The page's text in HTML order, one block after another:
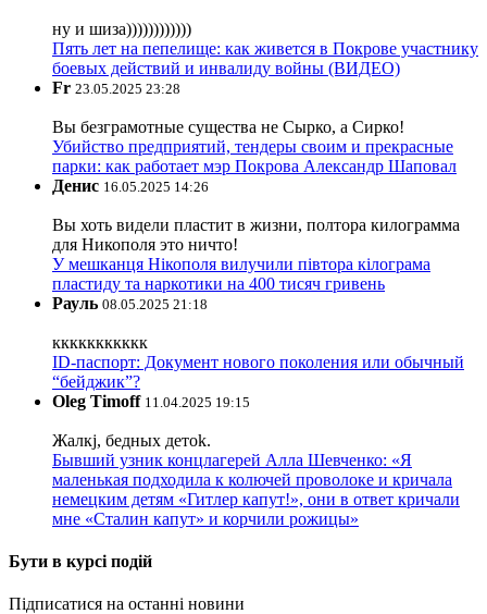
ну и шиза))))))))))))
Пять лет на пепелище: как живется в Покрове участнику
боевых действий и инвалиду войны (ВИДЕО)
Fr 23.05.2025 23:28
Вы безграмотные существа не Сырко, а Сирко!
Убийство предприятий, тендеры своим и прекрасные
парки: как работает мэр Покрова Александр Шаповал
Денис 16.05.2025 14:26
Вы хоть видели пластит в жизни, полтора килограмма
для Никополя это ничто!
У мешканця Нікополя вилучили півтора кілограма
пластиду та наркотики на 400 тисяч гривень
Рауль 08.05.2025 21:18
ккккккккккк
ID-паспорт: Документ нового поколения или обычный
“бейджик”?
Oleg Timoff 11.04.2025 19:15
Жалкj, бедных детok.
Бывший узник концлагерей Алла Шевченко: «Я
маленькая подходила к колючей проволоке и кричала
немецким детям «Гитлер капут!», они в ответ кричали
мне «Сталин капут» и корчили рожицы»
Бути в курсі подій
Підписатися на останні новини